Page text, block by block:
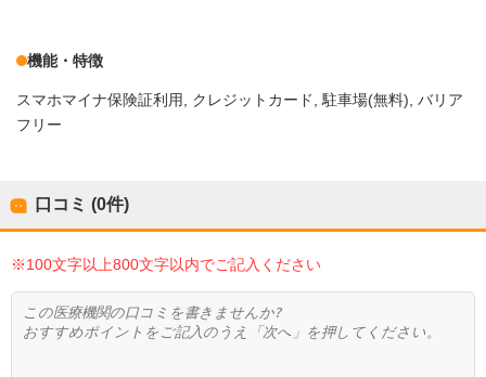
機能・特徴
スマホマイナ保険証利用 クレジットカード 駐車場(無料) バリア
フリー
口コミ (0件)
※100文字以上800文字以内でご記入ください